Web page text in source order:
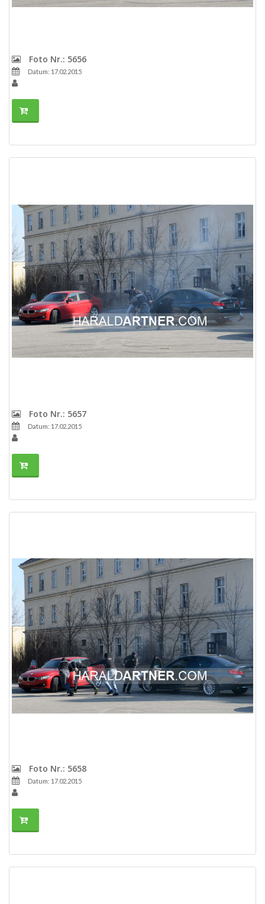
Foto Nr.: 5656
Datum: 17.02.2015
Foto Nr.: 5657
Datum: 17.02.2015
Foto Nr.: 5658
Datum: 17.02.2015